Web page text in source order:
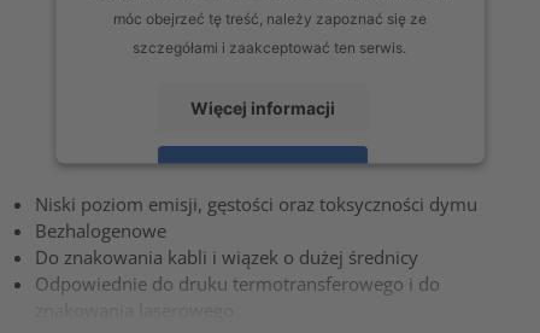
móc obejrzeć tę treść, należy zapoznać się ze
szczegółami i zaakceptować ten serwis.
Więcej informacji
Zaakceptuj
powered byUsercentrics Consent Management Platform
Niski poziom emisji, gęstości oraz toksyczności dymu
Bezhalogenowe
Do znakowania kabli i wiązek o dużej średnicy
Odpowiednie do druku termotransferowego i do